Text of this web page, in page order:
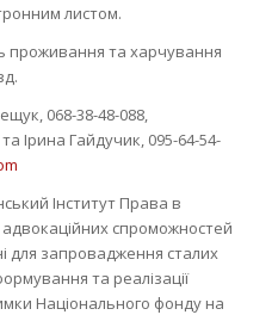
листом.
проживання та харчування
068-38-48-088,
та Ірина Гайдучик, 095-64-54-
Інститут Права в
спроможностей
для запровадження сталих
та реалізації
Національного фонду на